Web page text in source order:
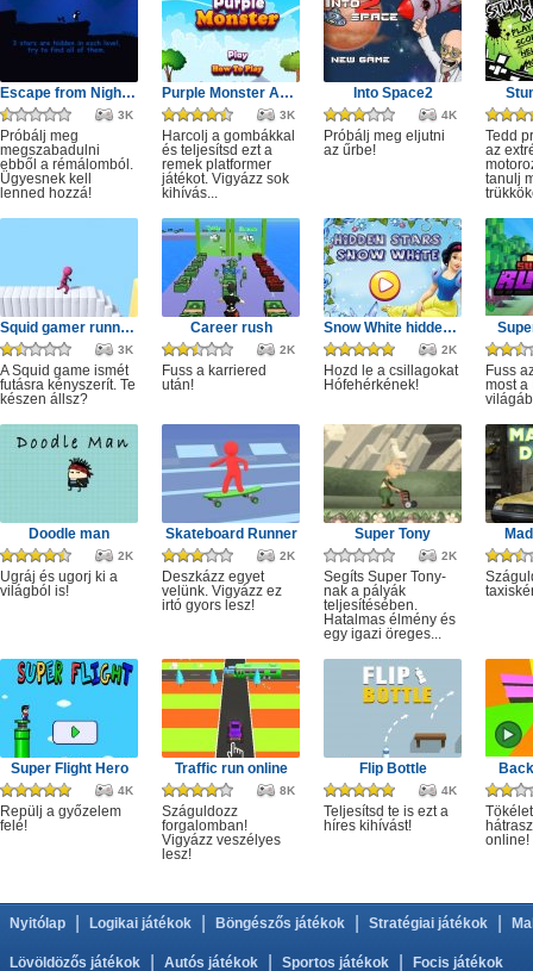
Escape from Nightmare
3K
Próbálj meg
megszabadulni
ebből a rémálomból.
Ügyesnek kell
lenned hozzá!
Purple Monster Adventure
3K
Harcolj a gombákkal
és teljesítsd ezt a
remek platformer
játékot. Vigyázz sok
kihívás...
Into Space2
4K
Próbálj meg eljutni
az űrbe!
Tedd
az
tanulj
Squid gamer runner obstacle
3K
A Squid game ismét
futásra kényszerít. Te
készen állsz?
Career rush
2K
Fuss a karriered
után!
Snow White hidden stars
2K
Hozd le a csillagokat
Hófehérkének!
Fuss
most a
Doodle man
2K
Ugráj és ugorj ki a
világból is!
Skateboard Runner
2K
Deszkázz egyet
velünk. Vigyázz ez
irtó gyors lesz!
Super Tony
2K
Segíts Super Tony-
nak a pályák
teljesítésében.
Hatalmas élmény és
egy igazi öreges...
Super Flight Hero
4K
Repülj a győzelem
felé!
Traffic run online
8K
Száguldozz
forgalomban!
Vigyázz veszélyes
lesz!
Flip Bottle
4K
Teljesítsd te is ezt a
híres kihívást!
online!
Nyitólap Logikai játékok Böngészős játékok Stratégiai játékok
Lövöldözős játékok Autós játékok Sportos játékok Focis játékok